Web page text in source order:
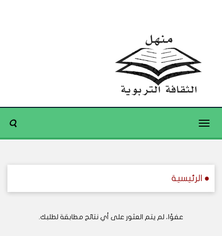
Toggle
● الرئيسية
عفوًا، لم يتم العثور على أي نتائج مطابقة لطلبك.